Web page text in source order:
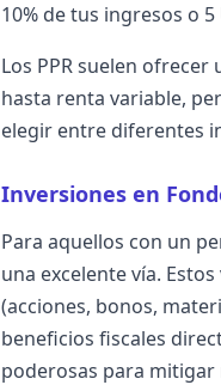
10% de tus ingresos o 5
Los PPR suelen
hasta renta variable,
elegir entre diferentes
Inversiones en
Para aquellos con un
una excelente vía.
(acciones, bonos,
beneficios fiscales
poderosas para mitigar